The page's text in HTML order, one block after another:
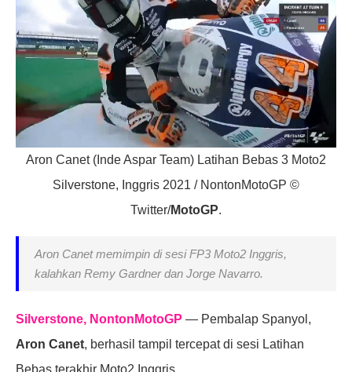
Aron Canet (Inde Aspar Team) Latihan Bebas 3 Moto2
Silverstone, Inggris 2021 / NontonMotoGP ©
Twitter/MotoGP.
Aron Canet memimpin di sesi FP3 Moto2 Inggris,
kalahkan Remy Gardner dan Jorge Navarro.
Silverstone, NontonMotoGP — Pembalap Spanyol,
Aron Canet, berhasil tampil tercepat di sesi Latihan